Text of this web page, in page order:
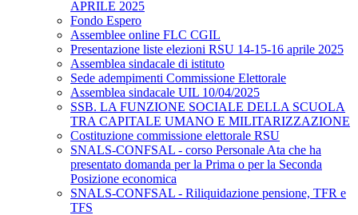
APRILE 2025
Fondo Espero
Assemblee online FLC CGIL
Presentazione liste elezioni RSU 14-15-16 aprile 2025
Assemblea sindacale di istituto
Sede adempimenti Commissione Elettorale
Assemblea sindacale UIL 10/04/2025
SSB. LA FUNZIONE SOCIALE DELLA SCUOLA
TRA CAPITALE UMANO E MILITARIZZAZIONE
Costituzione commissione elettorale RSU
SNALS-CONFSAL - corso Personale Ata che ha
presentato domanda per la Prima o per la Seconda
Posizione economica
SNALS-CONFSAL - Riliquidazione pensione, TFR e
TFS